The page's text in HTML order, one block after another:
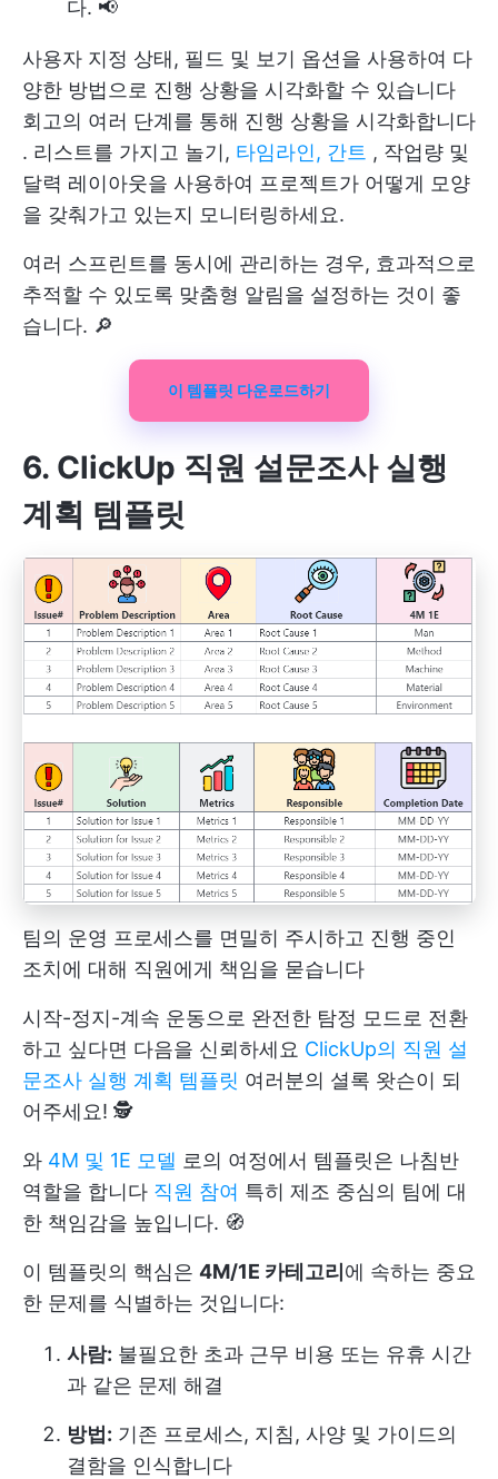
다. 📢
사용자 지정 상태, 필드 및 보기 옵션을 사용하여 다
양한 방법으로 진행 상황을 시각화할 수 있습니다
회고의 여러 단계를 통해 진행 상황을 시각화합니다
. 리스트를 가지고 놀기, 타임라인, 간트 , 작업량 및
달력 레이아웃을 사용하여 프로젝트가 어떻게 모양
을 갖춰가고 있는지 모니터링하세요.
여러 스프린트를 동시에 관리하는 경우, 효과적으로
추적할 수 있도록 맞춤형 알림을 설정하는 것이 좋
습니다. 🔎
이 템플릿 다운로드하기
6. ClickUp 직원 설문조사 실행
계획 템플릿
팀의 운영 프로세스를 면밀히 주시하고 진행 중인
조치에 대해 직원에게 책임을 묻습니다
시작-정지-계속 운동으로 완전한 탐정 모드로 전환
하고 싶다면 다음을 신뢰하세요 ClickUp의 직원 설
문조사 실행 계획 템플릿 여러분의 셜록 왓슨이 되
어주세요! 🕵️
와 4M 및 1E 모델 로의 여정에서 템플릿은 나침반
역할을 합니다 직원 참여 특히 제조 중심의 팀에 대
한 책임감을 높입니다. 🧭
이 템플릿의 핵심은 4M/1E 카테고리에 속하는 중요
한 문제를 식별하는 것입니다:
사람: 불필요한 초과 근무 비용 또는 유휴 시간
과 같은 문제 해결
방법: 기존 프로세스, 지침, 사양 및 가이드의
결함을 인식합니다